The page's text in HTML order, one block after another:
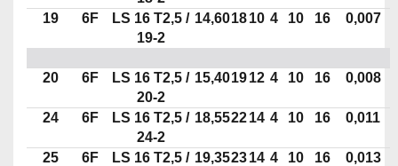
19 6F
LS 16 T2,5 /
19-2
14,601810 4 10 16 0,007
20 6F
LS 16 T2,5 /
20-2
15,401912 4 10 16 0,008
24 6F
LS 16 T2,5 /
24-2
18,552214 4 10 16 0,011
25 6F
LS 16 T2,5 / 19,352314 4 10 16 0,013